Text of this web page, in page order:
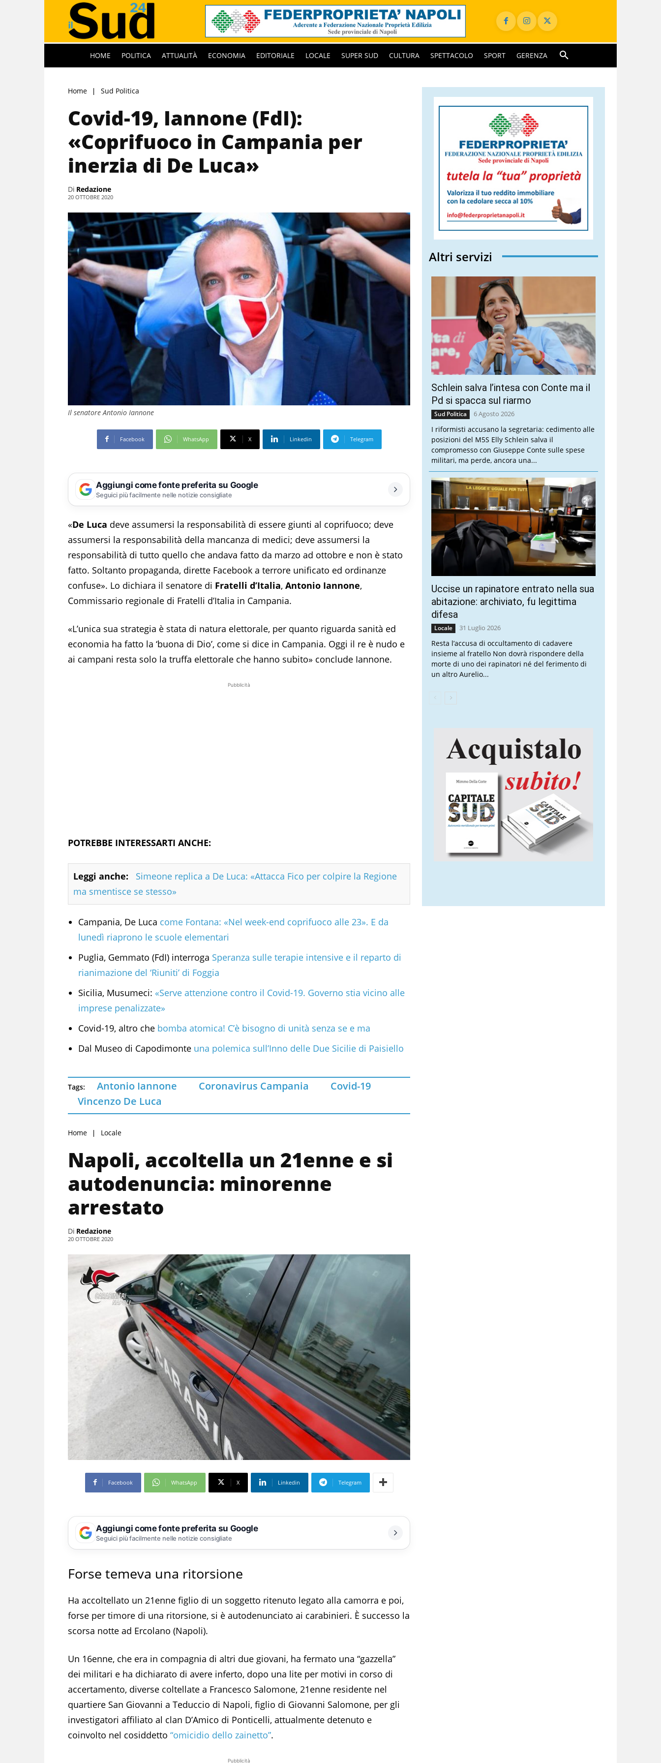
HOME POLITICA ATTUALITÀ ECONOMIA EDITORIALE LOCALE SUPER SUD CULTURA SPETTACOLO SPORT GERENZA
Home Sud Politica
Covid-19, Iannone (FdI):
«Coprifuoco in Campania per
inerzia di De Luca»
Di Redazione
20 OTTOBRE 2020
Il senatore Antonio Iannone
Facebook WhatsApp X Linkedin Telegram
Aggiungi come fonte preferita su Google
Seguici più facilmente nelle notizie consigliate
«De Luca deve assumersi la responsabilità di essere giunti al coprifuoco; deve
assumersi la responsabilità della mancanza di medici; deve assumersi la
responsabilità di tutto quello che andava fatto da marzo ad ottobre e non è stato
fatto. Soltanto propaganda, dirette Facebook a terrore unificato ed ordinanze
confuse». Lo dichiara il senatore di Fratelli d’Italia, Antonio Iannone,
Commissario regionale di Fratelli d’Italia in Campania.
«L’unica sua strategia è stata di natura elettorale, per quanto riguarda sanità ed
economia ha fatto la ‘buona di Dio’, come si dice in Campania. Oggi il re è nudo e
ai campani resta solo la truffa elettorale che hanno subito» conclude Iannone.
Pubblicità
POTREBBE INTERESSARTI ANCHE:
Leggi anche:
Simeone replica a De Luca: «Attacca Fico per colpire la Regione
ma smentisce se stesso»
Campania, De Luca come Fontana: «Nel week-end coprifuoco alle 23». E da
lunedì riaprono le scuole elementari
Puglia, Gemmato (FdI) interroga Speranza sulle terapie intensive e il reparto di
rianimazione del ‘Riuniti’ di Foggia
Sicilia, Musumeci: «Serve attenzione contro il Covid-19. Governo stia vicino alle
imprese penalizzate»
Covid-19, altro che bomba atomica! C’è bisogno di unità senza se e ma
Dal Museo di Capodimonte una polemica sull’Inno delle Due Sicilie di Paisiello
Tags: Antonio Iannone Coronavirus Campania
Covid-19
Vincenzo De Luca
Home Locale
Napoli, accoltella un 21enne e si
autodenuncia: minorenne
arrestato
Di Redazione
20 OTTOBRE 2020
Facebook WhatsApp X Linkedin Telegram
Aggiungi come fonte preferita su Google
Seguici più facilmente nelle notizie consigliate
Forse temeva una ritorsione
Ha accoltellato un 21enne figlio di un soggetto ritenuto legato alla camorra e poi,
forse per timore di una ritorsione, si è autodenunciato ai carabinieri. È successo la
scorsa notte ad Ercolano (Napoli).
Un 16enne, che era in compagnia di altri due giovani, ha fermato una “gazzella”
dei militari e ha dichiarato di avere inferto, dopo una lite per motivi in corso di
accertamento, diverse coltellate a Francesco Salomone, 21enne residente nel
quartiere San Giovanni a Teduccio di Napoli, figlio di Giovanni Salomone, per gli
investigatori affiliato al clan D’Amico di Ponticelli, attualmente detenuto e
coinvolto nel cosiddetto “omicidio dello zainetto”.
Pubblicità
Altri servizi
Schlein salva l’intesa con Conte ma il
Pd si spacca sul riarmo
Sud Politica 6 Agosto 2026
I riformisti accusano la segretaria: cedimento alle
posizioni del M5S Elly Schlein salva il
compromesso con Giuseppe Conte sulle spese
militari, ma perde, ancora una...
Uccise un rapinatore entrato nella sua
abitazione: archiviato, fu legittima
difesa
Locale 31 Luglio 2026
Resta l’accusa di occultamento di cadavere
insieme al fratello Non dovrà rispondere della
morte di uno dei rapinatori né del ferimento di
un altro Aurelio...